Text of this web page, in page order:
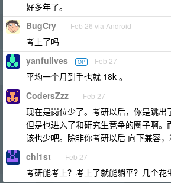
好多年了。
BugCry Feb 26 via Android
考上了吗
yanfulives OP Feb 27
平均一个月到手也就 18k 。
CodersZzz Feb 27
现在是岗位少了。考研以后，你是跳出
但是也进入了和研究生竞争的圈子啊。
该也少吧。除非你考研以后 向下兼容
chi1st Feb 27
考研能考上？考上了就能躺平？几个花